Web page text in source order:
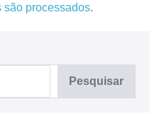
são processados.
Pesquisar